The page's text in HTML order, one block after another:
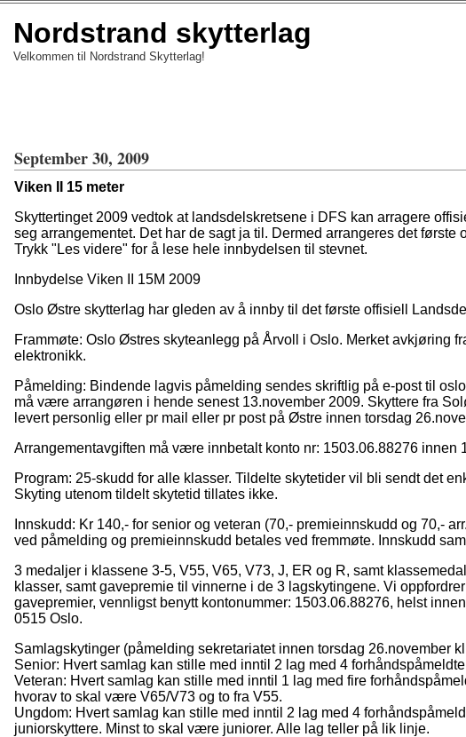
Nordstrand skytterlag
Velkommen til Nordstrand Skytterlag!
September 30, 2009
Viken II 15 meter
Skyttertinget 2009 vedtok at landsdelskretsene i DFS kan arragere
seg arrangementet. Det har de sagt ja til. Dermed arrangeres det
Trykk "Les videre" for å lese hele innbydelsen til stevnet.
Innbydelse Viken II 15M 2009
Oslo Østre skytterlag har gleden av å innby til det første offisiell
Frammøte: Oslo Østres skyteanlegg på Årvoll i Oslo. Merket avkjøring
elektronikk.
Påmelding: Bindende lagvis påmelding sendes skriftlig på e-post til
må være arrangøren i hende senest 13.november 2009. Skyttere fra
levert personlig eller pr mail eller pr post på Østre innen torsdag
Arrangementavgiften må være innbetalt konto nr: 1503.06.88276
Program: 25-skudd for alle klasser. Tildelte skytetider vil bli sendt det
Skyting utenom tildelt skytetid tillates ikke.
Innskudd: Kr 140,- for senior og veteran (70,- premieinnskudd og 70,-
ved påmelding og premieinnskudd betales ved fremmøte. Innskudd
3 medaljer i klassene 3-5, V55, V65, V73, J, ER og R, samt
klasser, samt gavepremie til vinnerne i de 3 lagskytingene. Vi
gavepremier, vennligst benytt kontonummer: 1503.06.88276, helst
0515 Oslo.
Samlagskytinger (påmelding sekretariatet innen torsdag 26.november
Senior: Hvert samlag kan stille med inntil 2 lag med 4
Veteran: Hvert samlag kan stille med inntil 1 lag med fire
hvorav to skal være V65/V73 og to fra V55.
Ungdom: Hvert samlag kan stille med inntil 2 lag med 4
juniorskyttere. Minst to skal være juniorer. Alle lag teller på lik linje.